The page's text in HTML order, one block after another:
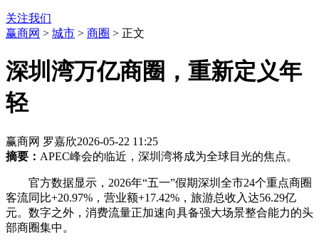
关注我们
赢商网 > 城市 > 商圈 > 正文
深圳湾万亿商圈，重新定义年
轻
赢商网 罗嘉欣2026-05-22 11:25
摘要： APEC峰会的临近，深圳湾将成为全球目光的焦点。
官方数据显示，2026年“五一”假期深圳全市24个重点商圈
客流同比+20.97%，营业额+17.42%，旅游总收入达56.29亿
元。数字之外，消费流量正加速向具备强大场景整合能力的头
部商圈集中。